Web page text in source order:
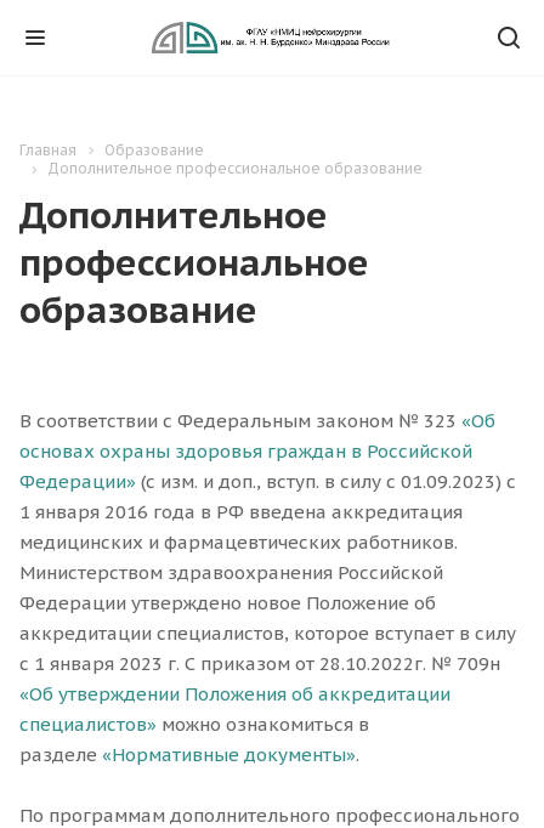
Главная
Образование
Дополнительное профессиональное образование
Дополнительное
профессиональное
образование
В соответствии с Федеральным законом № 323 «Об
основах охраны здоровья граждан в Российской
Федерации» (с изм. и доп., вступ. в силу с 01.09.2023) с
1 января 2016 года в РФ введена аккредитация
медицинских и фармацевтических работников.
Министерством здравоохранения Российской
Федерации утверждено новое Положение об
аккредитации специалистов, которое вступает в силу
с 1 января 2023 г. С приказом от 28.10.2022г. № 709н
«Об утверждении Положения об аккредитации
специалистов» можно ознакомиться в
разделе «Нормативные документы».
По программам дополнительного профессионального